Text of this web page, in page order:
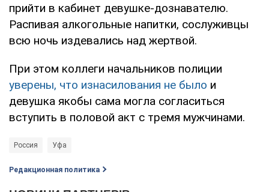
прийти в кабинет девушке-дознавателю.
Распивая алкогольные напитки, сослуживцы
всю ночь издевались над жертвой.
При этом коллеги начальников полиции
уверены, что изнасилования не было и
девушка якобы сама могла согласиться
вступить в половой акт с тремя мужчинами.
Россия Уфа
Редакционная политика